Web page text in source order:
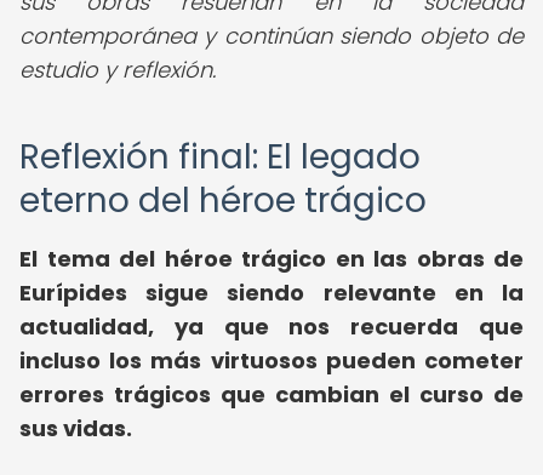
contemporánea y continúan siendo objeto de
estudio y reflexión.
Reflexión final: El legado
eterno del héroe trágico
El tema del héroe trágico en las obras de
Eurípides sigue siendo relevante en la
actualidad, ya que nos recuerda que
incluso los más virtuosos pueden cometer
errores trágicos que cambian el curso de
sus vidas.